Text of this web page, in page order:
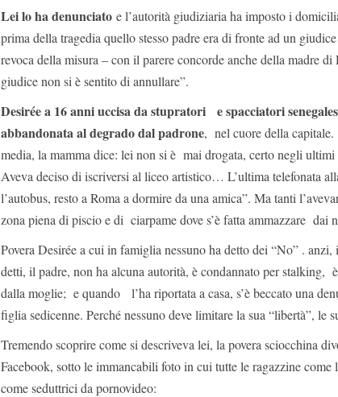
Lei lo ha denunciato e l’autorità giudiziaria ha imposto i
prima della tragedia quello stesso padre era di fronte ad un
revoca della misura – con il parere concorde anche della madre di
giudice non si è sentito di annullare”.
Desirée a 16 anni uccisa da stupratori e spacciatori
abbandonata al degrado dal padrone, nel cuore della
media, la mamma dice: lei non si è mai drogata, certo negli ultimi
Aveva deciso di iscriversi al liceo artistico… L’ultima telefonata
l’autobus, resto a Roma a dormire da una amica”. Ma tanti
zona piena di piscio e di ciarpame dove s’è fatta ammazzare dai
Povera Desirée a cui in famiglia nessuno ha detto dei “No” .
detti, il padre, non ha alcuna autorità, è condannato per stalking,
dalla moglie; e quando l’ha riportata a casa, s’è beccato una
figlia sedicenne. Perché nessuno deve limitare la sua “libertà”, le
Tremendo scoprire come si descriveva lei, la povera sciocchina
Facebook, sotto le immancabili foto in cui tutte le ragazzine come
come seduttrici da pornovideo: